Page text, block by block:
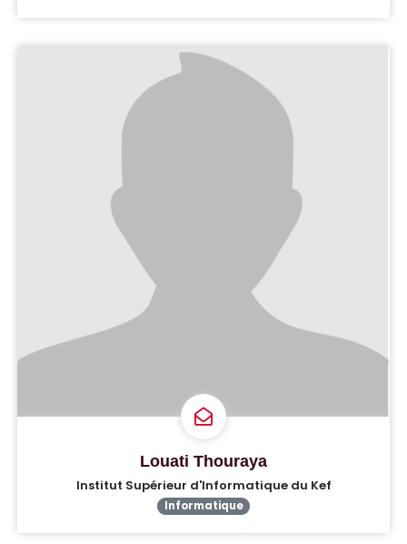
Louati Thouraya
Institut Supérieur d'Informatique du Kef
Informatique